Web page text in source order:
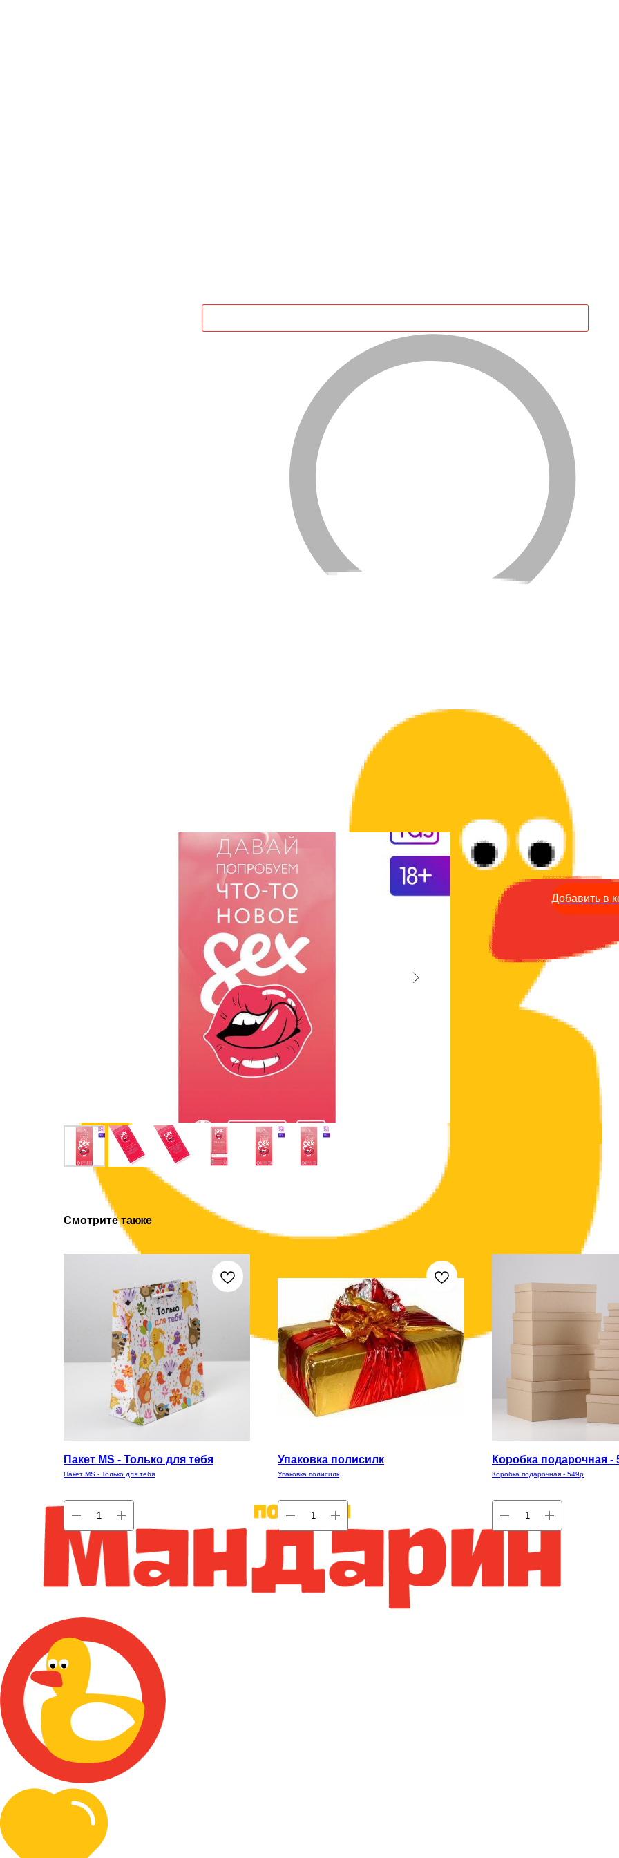
Купоны - Давай
199 р.
Добавить в
Как разнообразить сексуальную жизнь
способов вернуть в отношения страсть,
Как использовать купоны?
Просто разрезайте купоны по
написанное в жизнь!
Дарите друг другу любовь и наслаждение!
Смотрите также
Пакет MS - Только для тебя
Пакет MS - Только для тебя
Упаковка полисилк
Упаковка полисилк
Коробка подарочная -
Коробка подарочная - 549р